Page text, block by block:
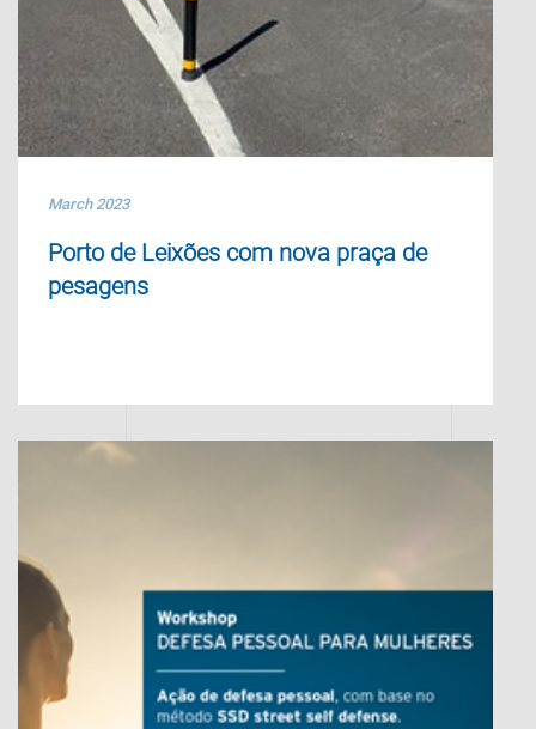
March 2023
Porto de Leixões com nova praça de
pesagens